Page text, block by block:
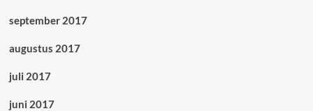
september 2017
augustus 2017
juli 2017
juni 2017